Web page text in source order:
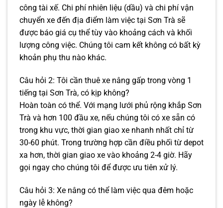
công tài xế. Chi phí nhiên liệu (dầu) và chi phí vận
chuyển xe đến địa điểm làm việc tại Sơn Trà sẽ
được báo giá cụ thể tùy vào khoảng cách và khối
lượng công việc. Chúng tôi cam kết không có bất kỳ
khoản phụ thu nào khác.
Câu hỏi 2: Tôi cần thuê xe nâng gấp trong vòng 1
tiếng tại Sơn Trà, có kịp không?
Hoàn toàn có thể. Với mạng lưới phủ rộng khắp Sơn
Trà và hơn 100 đầu xe, nếu chúng tôi có xe sẵn có
trong khu vực, thời gian giao xe nhanh nhất chỉ từ
30-60 phút. Trong trường hợp cần điều phối từ depot
xa hơn, thời gian giao xe vào khoảng 2-4 giờ. Hãy
gọi ngay cho chúng tôi để được ưu tiên xử lý.
Câu hỏi 3: Xe nâng có thể làm việc qua đêm hoặc
ngày lễ không?